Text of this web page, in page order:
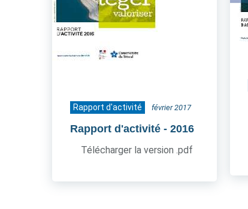
Rapport d'activité février 2017
Rapport d'activité - 2016
Télécharger la version .pdf